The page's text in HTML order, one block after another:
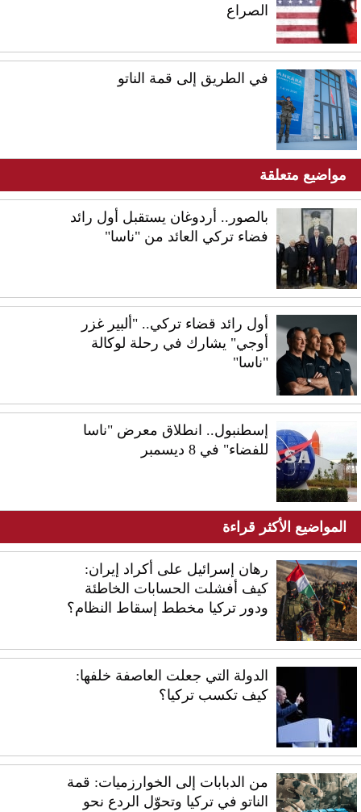
الصراع
في الطريق إلى قمة الناتو
مواضيع متعلقة
بالصور.. أردوغان يستقبل أول رائد
فضاء تركي العائد من "ناسا"
أول رائد قضاء تركي.. "ألبير غزر
أوجي" يشارك في رحلة لوكالة
"ناسا"
إسطنبول.. انطلاق معرض "ناسا
للفضاء" في 8 ديسمبر
المواضيع الأكثر قراءة
رهان إسرائيل على أكراد إيران:
كيف أفشلت الحسابات الخاطئة
ودور تركيا مخطط إسقاط النظام؟
الدولة التي جعلت العاصفة خلفها:
كيف تكسب تركيا؟
من الدبابات إلى الخوارزميات: قمة
الناتو في تركيا وتحوّل الردع نحو